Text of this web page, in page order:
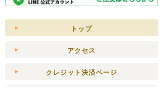
トップ
アクセス
クレジット決済ページ